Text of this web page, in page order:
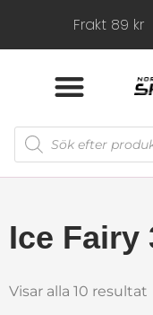
Frakt 89 kr
Ice Fairy
Visar alla 10 resultat